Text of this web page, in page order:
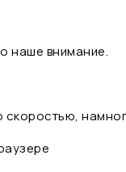
наше внимание.
скоростью,